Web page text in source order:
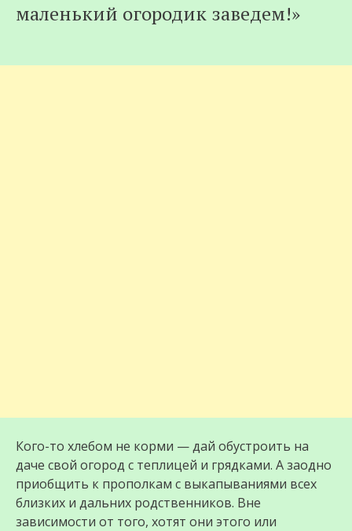
маленький огородик заведем!»
Кого-то хлебом не корми — дай обустроить на
даче свой огород с теплицей и грядками. А заодно
приобщить к прополкам с выкапываниями всех
близких и дальних родственников. Вне
зависимости от того, хотят они этого или